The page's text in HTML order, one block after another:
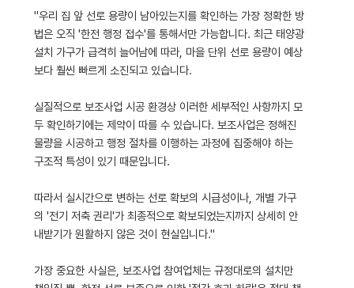
"우리 집 앞 선로 용량이 남아있는지를 확인하는 가장 정확한 방
법은 오직 '한전 행정 접수'를 통해서만 가능합니다. 최근 태양광
설치 가구가 급격히 늘어남에 따라, 마을 단위 선로 용량이 예상
보다 훨씬 빠르게 소진되고 있습니다.
실질적으로 보조사업 시공 환경상 이러한 세부적인 사항까지 모
두 확인하기에는 제약이 따를 수 있습니다. 보조사업은 정해진
물량을 시공하고 행정 절차를 이행하는 과정에 집중해야 하는
구조적 특성이 있기 때문입니다.
따라서 실시간으로 변하는 선로 확보의 시급성이나, 개별 가구
의 '전기 저축 권리'가 최종적으로 확보되었는지까지 상세히 안
내받기가 원활하지 않은 것이 현실입니다."
가장 중요한 사실은, 보조사업 참여업체는 규정대로의 설치만